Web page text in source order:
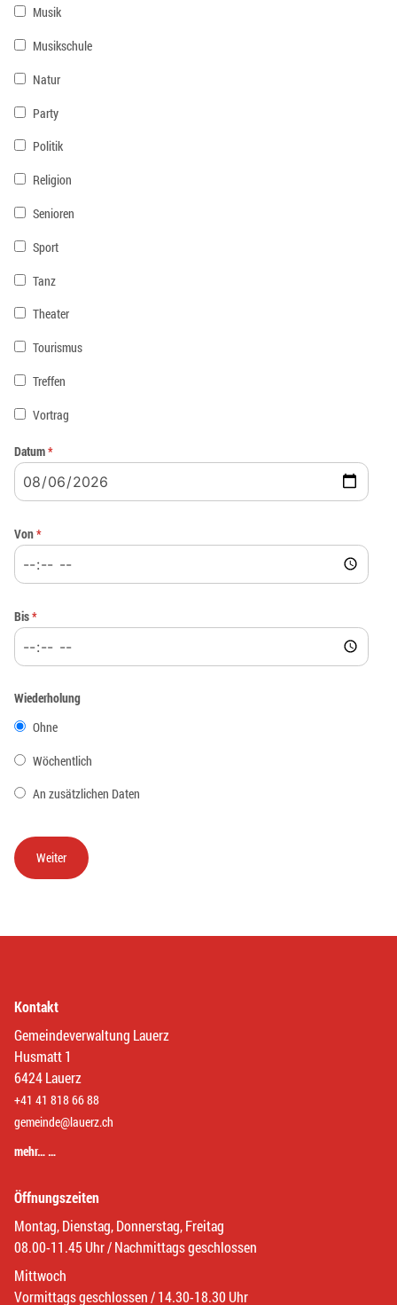
Musik
Musikschule
Natur
Party
Politik
Religion
Senioren
Sport
Tanz
Theater
Tourismus
Treffen
Vortrag
Datum*
Von*
Bis*
Wiederholung
Ohne
Wöchentlich
An zusätzlichen Daten
Kontakt
Gemeindeverwaltung Lauerz
Husmatt 1
6424 Lauerz
+41 41 818 66 88
gemeinde@lauerz.ch
mehr… …
Öffnungszeiten
Montag, Dienstag, Donnerstag, Freitag
08.00-11.45 Uhr / Nachmittags geschlossen
Mittwoch
Vormittags geschlossen / 14.30-18.30 Uhr